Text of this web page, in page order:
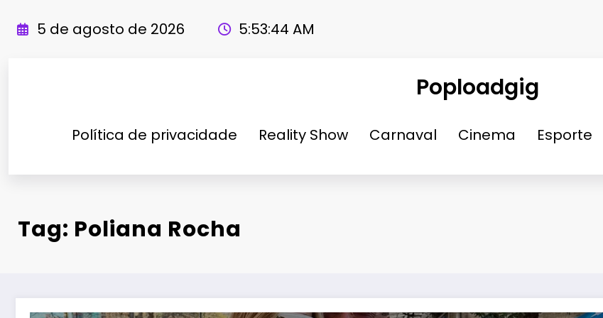
para
5 de agosto de 2026 5:53:45 AM
Poploadgig
Política de privacidade Reality Show Carnaval Cinema Esporte
Tag: Poliana Rocha